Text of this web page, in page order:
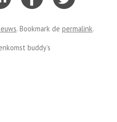
. Bookmark de permalink.
buddy’s